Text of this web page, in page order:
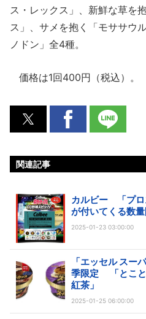
ス・レックス」、新鮮な草を
ス」、サメを抱く「モササウ
ノドン」全4種。
価格は1回400円（税込）。
関連記事
カルビー 「プロ
が付いてくる数
2025-01-23 03:00:00
「エッセル スー
季限定 「とこと
紅茶」
2025-01-25 06:00:00